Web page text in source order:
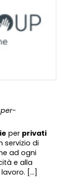
per privati
servizio di
ad ogni
e alla
[...]